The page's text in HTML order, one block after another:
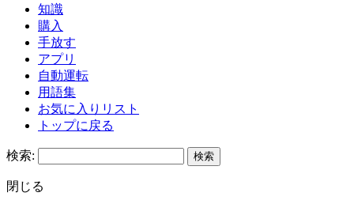
知識
購入
手放す
アプリ
自動運転
用語集
お気に入りリスト
トップに戻る
検索:
閉じる